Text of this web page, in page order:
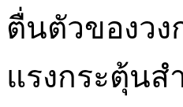
ตื่นตัวของวง
แรงกระตุ้นส